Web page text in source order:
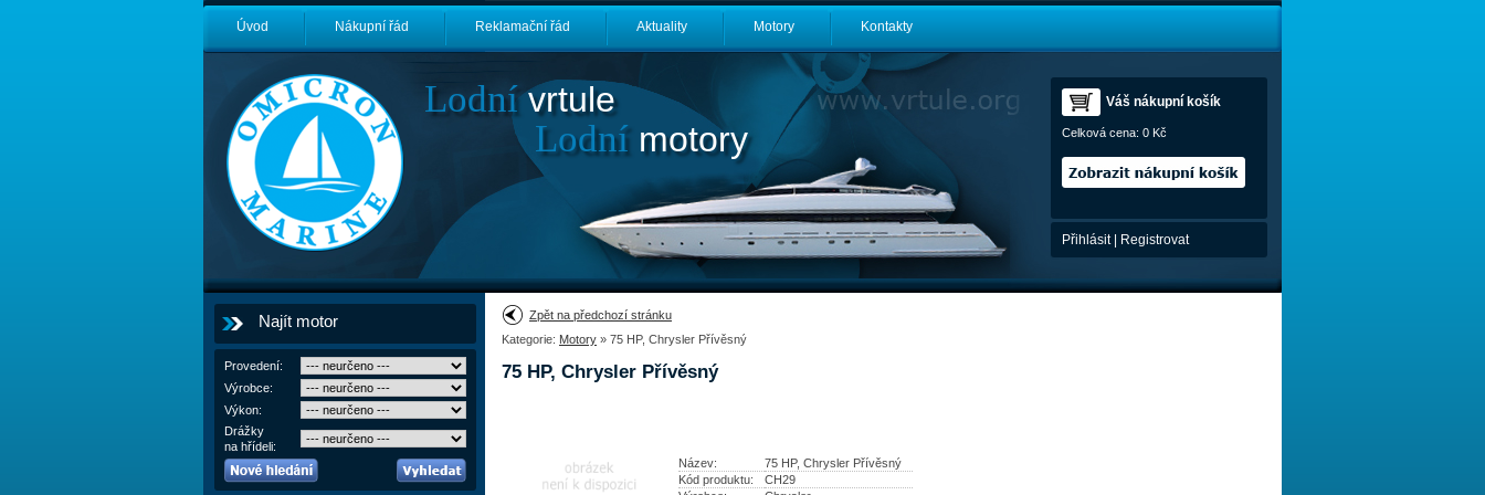
Úvod Nákupní řád Reklamační řád Aktuality Motory Kontakty
Lodnívrtule
Lodnímotory
Váš nákupní košík
Celková cena: 0 Kč
Přihlásit| Registrovat
Najít motor
Provedení:
Výrobce:
Výkon:
Drážky
na hřídeli:
Zpět na předchozí stránku
Kategorie: Motory » 75 HP, Chrysler Přívěsný
75 HP, Chrysler Přívěsný
Název:
75 HP, Chrysler Přívěsný
Kód produktu:
CH29